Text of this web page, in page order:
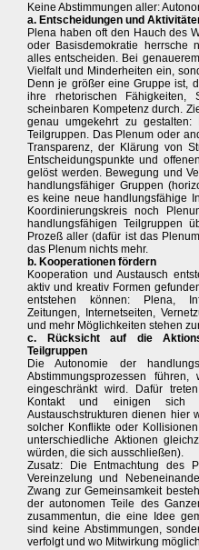
Keine Abstimmungen aller:
a. Entscheidungen und
Plena haben oft den Hauch des
oder Basisdemokratie herrsche
alles entscheiden. Bei
Vielfalt und Minderheiten ein,
Denn je größer eine Gruppe ist,
ihre rhetorischen Fähigkeiten,
scheinbaren Kompetenz durch.
genau umgekehrt zu gestalten:
Teilgruppen. Das Plenum oder
Transparenz, der Klärung von
Entscheidungspunkte und
gelöst werden. Bewegung und
handlungsfähiger Gruppen
es keine neue handlungsfähige
Koordinierungskreis noch
handlungsfähigen Teilgruppen
Prozeß aller (dafür ist das
das Plenum nichts mehr.
b. Kooperationen fördern
Kooperation und Austausch
aktiv und kreativ Formen
entstehen können: Plena,
Zeitungen, Internetseiten,
und mehr Möglichkeiten stehen
c. Rücksicht auf die
Teilgruppen
Die Autonomie der
Abstimmungsprozessen
eingeschränkt wird. Dafür
Kontakt und einigen sich
Austauschstrukturen dienen hier
solcher Konflikte oder
unterschiedliche Aktionen
würden, die sich ausschließen).
Zusatz: Die Entmachtung des
Vereinzelung und
Zwang zur Gemeinsamkeit
der autonomen Teile des
zusammentun, die eine Idee
sind keine Abstimmungen,
verfolgt und wo Mitwirkung